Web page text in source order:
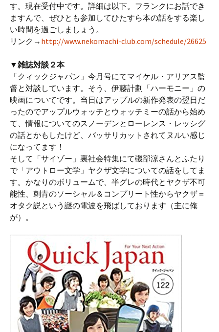
す。現在受付中です。詳細は以下。フランクにお話でき
ますんで、ぜひとも参加してひたすら本の話をする楽し
い時間を過ごしましょう。
リンク→ http://www.nekomachi-club.com/schedule/26625
▼雑誌対談２本
「クィックジャパン」今月号にてマイケル・アリアス監
督と対談しています。そう、伊藤計劃「ハーモニー」の
映画についてです。当日はアップルの新作発表の翌日だ
ったのでアップルウォッチとウォッチミーの話から始め
て、情報についてのスノーデンとローレンス・レッシグ
の話とかもしたけど、バッサリカットされてヌルい感じ
になってます！
そして「サイゾー」裏社会特集にて磯部涼さんとふたり
で「アウトロー文学」ヤクザ文学についての話をしてま
す。かなりのボリュームで、半グレの時代とヤクザ不可
能性、刺青のソーシャル＆コンプリート性からヤクザ＝
オタク説という謎の電波を飛ばしております（主に俺
が）。